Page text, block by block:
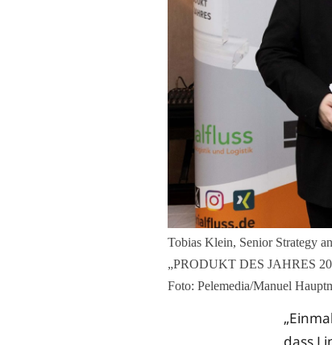
Tobias Klein, Senior Strategy
„PRODUKT DES JAHRES
Foto: Pelemedia/Manuel